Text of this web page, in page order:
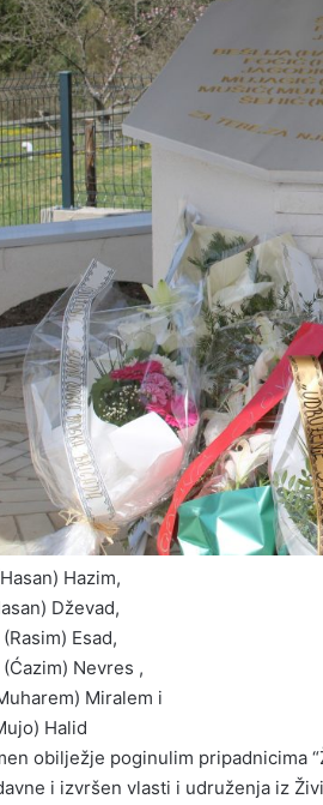
Hazim,
Dževad,
Esad,
Nevres ,
Miralem i
Halid
obilježje poginulim pripadnicima
i izvršen vlasti i udruženja iz